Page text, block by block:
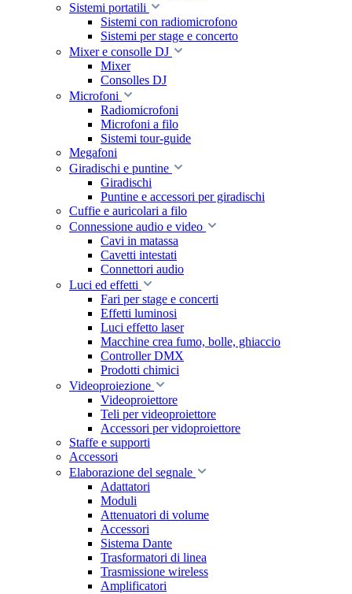
Sistemi portatili
Sistemi con radiomicrofono
Sistemi per stage e concerto
Mixer e consolle DJ
Mixer
Consolles DJ
Microfoni
Radiomicrofoni
Microfoni a filo
Sistemi tour-guide
Megafoni
Giradischi e puntine
Giradischi
Puntine e accessori per giradischi
Cuffie e auricolari a filo
Connessione audio e video
Cavi in matassa
Cavetti intestati
Connettori audio
Luci ed effetti
Fari per stage e concerti
Effetti luminosi
Luci effetto laser
Macchine crea fumo, bolle, ghiaccio
Controller DMX
Prodotti chimici
Videoproiezione
Videoproiettore
Teli per videoproiettore
Accessori per vidoproiettore
Staffe e supporti
Accessori
Elaborazione del segnale
Adattatori
Moduli
Attenuatori di volume
Accessori
Sistema Dante
Trasformatori di linea
Trasmissione wireless
Amplificatori